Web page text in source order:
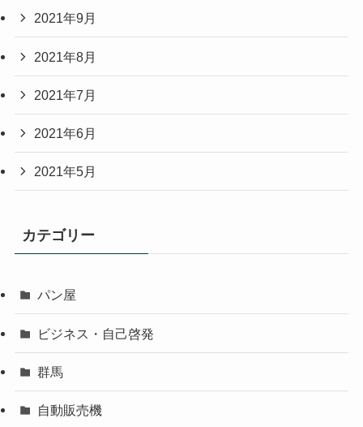
2021年9月
2021年8月
2021年7月
2021年6月
2021年5月
カテゴリー
パン屋
ビジネス・自己啓発
群馬
自動販売機